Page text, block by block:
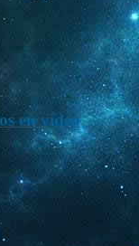
en vídeo